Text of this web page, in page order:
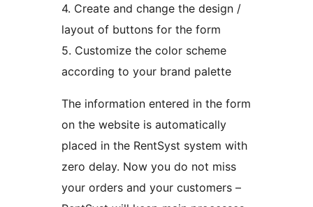
4. Create and change the design /
layout of buttons for the form
5. Customize the color scheme
according to your brand palette
The information entered in the form
on the website is automatically
placed in the RentSyst system with
zero delay. Now you do not miss
your orders and your customers –